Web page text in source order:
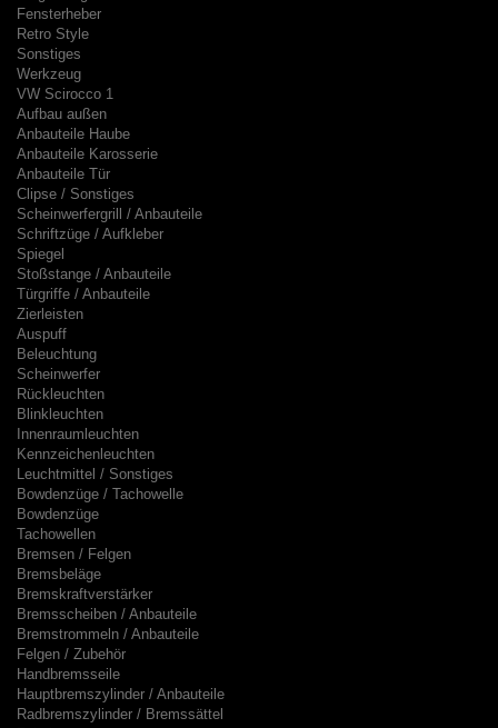
Fensterheber
Retro Style
Sonstiges
Werkzeug
VW Scirocco 1
Aufbau außen
Anbauteile Haube
Anbauteile Karosserie
Anbauteile Tür
Clipse / Sonstiges
Scheinwerfergrill / Anbauteile
Schriftzüge / Aufkleber
Spiegel
Stoßstange / Anbauteile
Türgriffe / Anbauteile
Zierleisten
Auspuff
Beleuchtung
Scheinwerfer
Rückleuchten
Blinkleuchten
Innenraumleuchten
Kennzeichenleuchten
Leuchtmittel / Sonstiges
Bowdenzüge / Tachowelle
Bowdenzüge
Tachowellen
Bremsen / Felgen
Bremsbeläge
Bremskraftverstärker
Bremsscheiben / Anbauteile
Bremstrommeln / Anbauteile
Felgen / Zubehör
Handbremsseile
Hauptbremszylinder / Anbauteile
Radbremszylinder / Bremssättel